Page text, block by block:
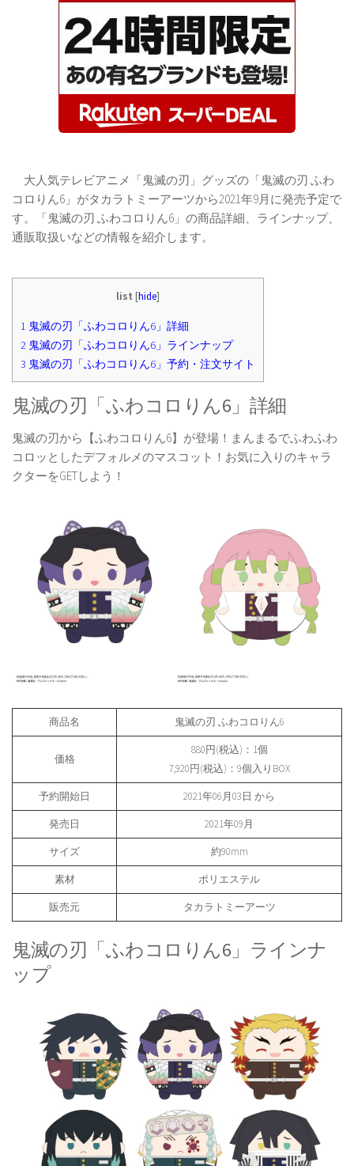
大人気テレビアニメ「鬼滅の刃」グッズの「鬼滅の刃 ふわ
コロりん6」がタカラトミーアーツから2021年9月に発売予定で
す。「鬼滅の刃 ふわコロりん6」の商品詳細、ラインナップ、
通販取扱いなどの情報を紹介します。
list [hide]
1 鬼滅の刃「ふわコロりん6」詳細
2 鬼滅の刃「ふわコロりん6」ラインナップ
3 鬼滅の刃「ふわコロりん6」予約・注文サイト
鬼滅の刃「ふわコロりん6」詳細
鬼滅の刃から【ふわコロりん6】が登場！まんまるでふわふわ
コロッとしたデフォルメのマスコット！お気に入りのキャラ
クターをGETしよう！
商品名 鬼滅の刃 ふわコロりん6
価格
880円(税込)：1個
7,920円(税込)：9個入りBOX
予約開始日 2021年06月03日 から
発売日 2021年09月
サイズ 約90mm
素材 ポリエステル
販売元 タカラトミーアーツ
鬼滅の刃「ふわコロりん6」ラインナ
ップ